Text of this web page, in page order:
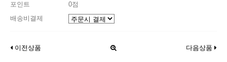
포인트
0점
배송비결제
이전상품 다음상품